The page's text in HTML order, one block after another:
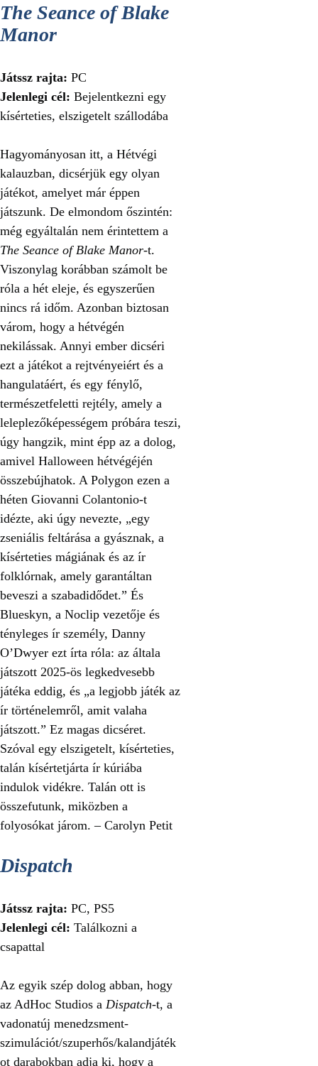
The Seance of Blake
Manor
Játssz rajta: PC
Jelenlegi cél: Bejelentkezni egy
kísérteties, elszigetelt szállodába
Hagyományosan itt, a Hétvégi
kalauzban, dicsérjük egy olyan
játékot, amelyet már éppen
játszunk. De elmondom őszintén:
még egyáltalán nem érintettem a
The Seance of Blake Manor-t.
Viszonylag korábban számolt be
róla a hét eleje, és egyszerűen
nincs rá időm. Azonban biztosan
várom, hogy a hétvégén
nekilássak. Annyi ember dicséri
ezt a játékot a rejtvényeiért és a
hangulatáért, és egy fénylő,
természetfeletti rejtély, amely a
leleplezőképességem próbára teszi,
úgy hangzik, mint épp az a dolog,
amivel Halloween hétvégéjén
összebújhatok. A Polygon ezen a
héten Giovanni Colantonio-t
idézte, aki úgy nevezte, „egy
zseniális feltárása a gyásznak, a
kísérteties mágiának és az ír
folklórnak, amely garantáltan
beveszi a szabadidődet.” És
Blueskyn, a Noclip vezetője és
tényleges ír személy, Danny
O’Dwyer ezt írta róla: az általa
játszott 2025-ös legkedvesebb
játéka eddig, és „a legjobb játék az
ír történelemről, amit valaha
játszott.” Ez magas dicséret.
Szóval egy elszigetelt, kísérteties,
talán kísértetjárta ír kúriába
indulok vidékre. Talán ott is
összefutunk, miközben a
folyosókat járom. – Carolyn Petit
Dispatch
Játssz rajta: PC, PS5
Jelenlegi cél: Találkozni a
csapattal
Az egyik szép dolog abban, hogy
az AdHoc Studios a Dispatch-t, a
vadonatúj menedzsment-
szimulációt/szuperhős/kalandjáték
ot darabokban adja ki, hogy a